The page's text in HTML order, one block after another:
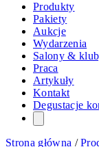
Produkty
Pakiety
Aukcje
Wydarzenia
Salony &
Praca
Artykuły
Kontakt
Degustacje
Strona główna /